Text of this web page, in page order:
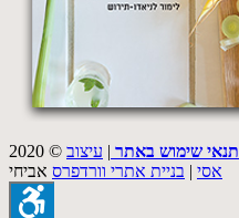
תנאי שימוש באתר | עיצוב
אסי | בניית אתרי וורדפרס אביחי